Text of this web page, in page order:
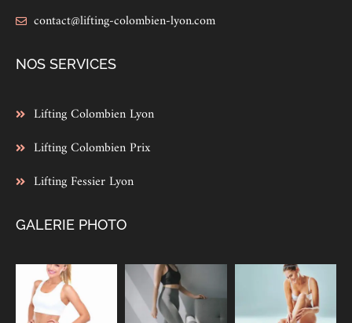
contact@lifting-colombien-lyon.com
NOS SERVICES
Lifting Colombien Lyon
Lifting Colombien Prix
Lifting Fessier Lyon
GALERIE PHOTO